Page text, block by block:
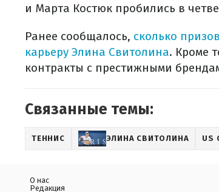
и Марта Костюк пробились в
Ранее сообщалось, сколько
карьеру Элина Свитолина. Кроме
контракты с престижными
Связанные темы:
ТЕННИС ЭЛИНА СВИТОЛИНА US
О нас
Редакция